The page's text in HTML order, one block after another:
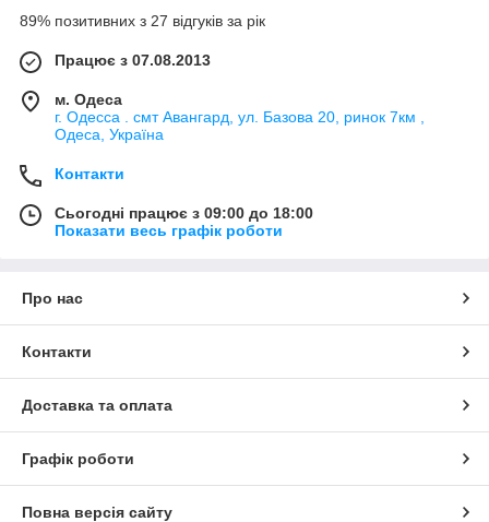
89% позитивних з 27 відгуків за рік
Працює з 07.08.2013
м. Одеса
г. Одесса . смт Авангард, ул. Базова 20, ринок 7км ,
Одеса, Україна
Контакти
Сьогодні працює з 09:00 до 18:00
Показати весь графік роботи
Про нас
Контакти
Доставка та оплата
Графік роботи
Повна версія сайту